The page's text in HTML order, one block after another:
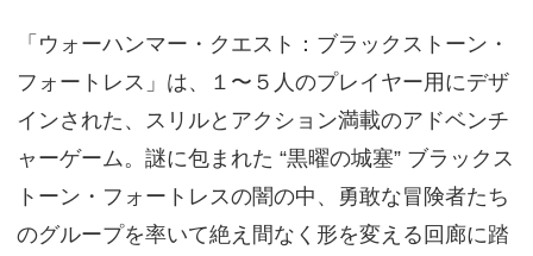
「ウォーハンマー・クエスト：ブラックストーン・
フォートレス」は、１〜５人のプレイヤー用にデザ
インされた、スリルとアクション満載のアドベンチ
ャーゲーム。謎に包まれた “黒曜の城塞” ブラックス
トーン・フォートレスの闇の中、勇敢な冒険者たち
のグループを率いて絶え間なく形を変える回廊に踏